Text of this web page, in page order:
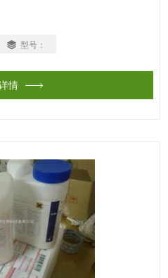
型号：
情